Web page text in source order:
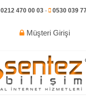
0212 470 00 03- 0530 039
Müşteri Girişi